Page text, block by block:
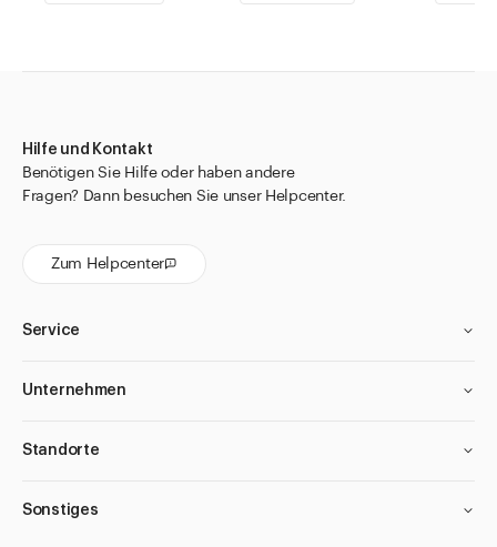
Hilfe und Kontakt
Benötigen Sie Hilfe oder haben andere
Fragen? Dann besuchen Sie unser Helpcenter.
Zum Helpcenter
Service
Unternehmen
Standorte
Sonstiges